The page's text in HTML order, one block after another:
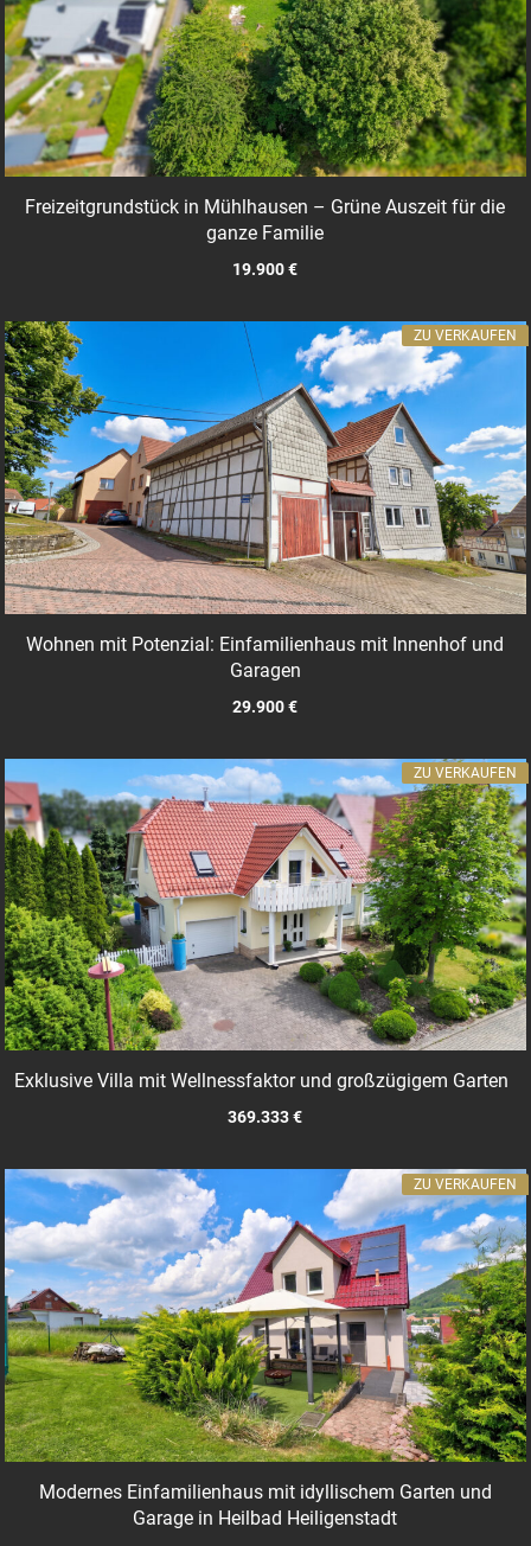
Freizeitgrundstück in Mühlhausen – Grüne Auszeit für die
ganze Familie
19.900 €
Wohnen mit Potenzial: Einfamilienhaus mit Innenhof und
Garagen
29.900 €
ZU VERKAUFEN
Exklusive Villa mit Wellnessfaktor und großzügigem Garten
369.333 €
ZU VERKAUFEN
Modernes Einfamilienhaus mit idyllischem Garten und
Garage in Heilbad Heiligenstadt
ZU VERKAUFEN